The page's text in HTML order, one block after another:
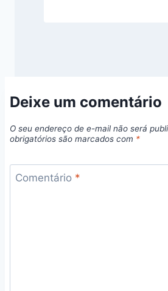
Deixe um comentário
O seu endereço de e-mail não será
obrigatórios são marcados com *
Comentário *